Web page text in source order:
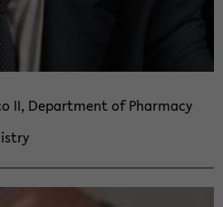
II, De­part­ment of Phar­macy